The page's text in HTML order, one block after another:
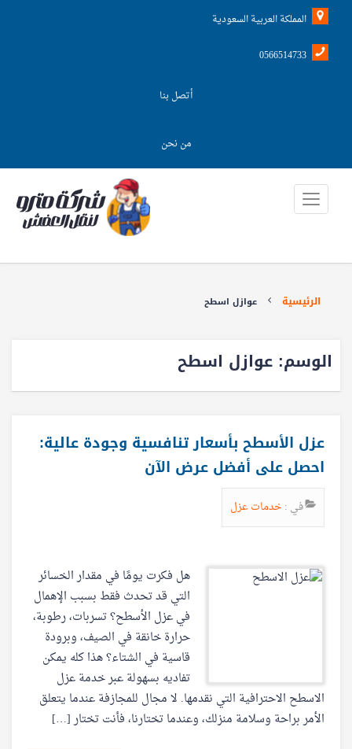
المملكة العربية السعودية
0566514733
أتصل بنا
من نحن
الرئيسية عوازل اسطح
الوسم: عوازل اسطح
عزل الأسطح بأسعار تنافسية وجودة عالية:
احصل على أفضل عرض الآن
في : خدمات عزل
هل فكرت يومًا في مقدار الخسائر
التي قد تحدث فقط بسبب الإهمال
في عزل الأسطح؟ تسربات، رطوبة،
حرارة خانقة في الصيف، وبرودة
قاسية في الشتاء؟ هذا كله يمكن
تفاديه بسهولة عبر خدمة عزل
الاسطح الاحترافية التي نقدمها. لا مجال للمجازفة عندما يتعلق
الأمر براحة وسلامة منزلك، وعندما تختارنا، فأنت تختار […]